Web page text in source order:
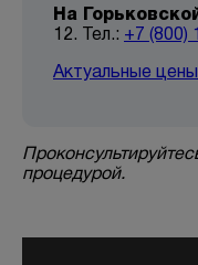
На
12. Тел.: +7 (800)
Актуальные
процедурой.